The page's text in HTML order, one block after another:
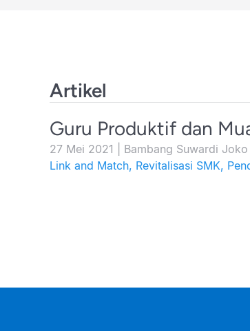
Artikel
Guru Produktif dan
27 Mei 2021 Bambang Suwardi Joko
Link and Match, Revitalisasi SMK,